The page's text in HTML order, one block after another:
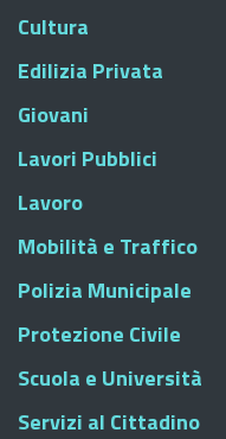
Cultura
Edilizia Privata
Giovani
Lavori Pubblici
Lavoro
Mobilità e Traffico
Polizia Municipale
Protezione Civile
Scuola e Università
Servizi al Cittadino